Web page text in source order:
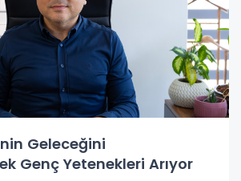
Geleceğini
Genç Yetenekleri Arıyor